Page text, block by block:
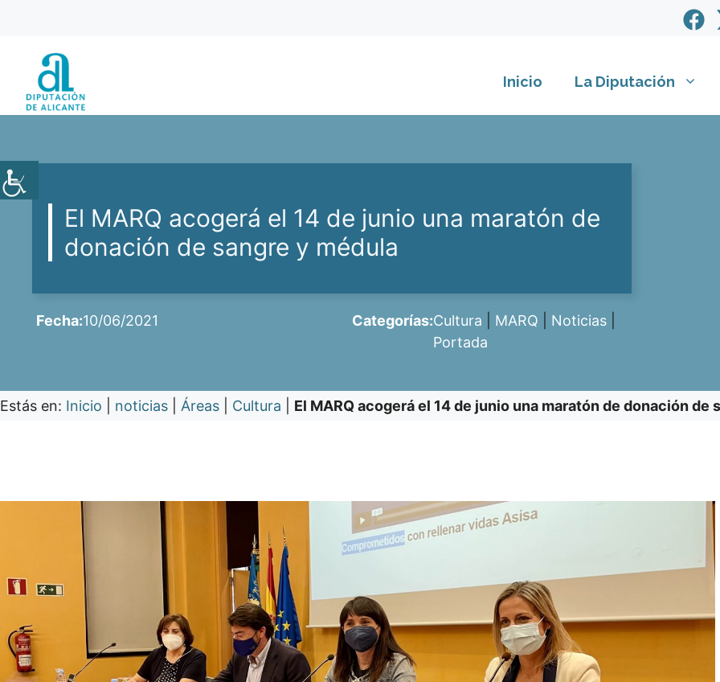
contenido
Inicio La Diputación
El MARQ acogerá el 14 de junio una maratón de
donación de sangre y médula
Fecha:10/06/2021 Categorías:Cultura MARQ Noticias
Portada
Estás en: Inicio noticias Áreas Cultura El MARQ acogerá el 14 de junio una maratón de donación de